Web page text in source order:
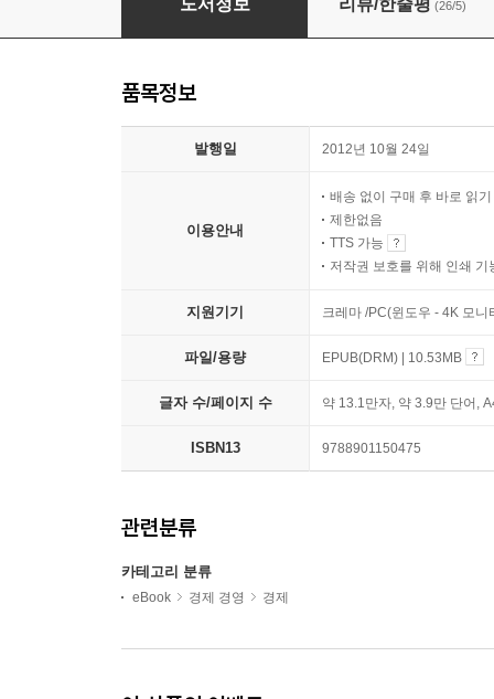
(26/5)
품목정보
발행일 2012년 10월 24일
이용안내
배송 없이 구매 후 바로 읽기
제한없음
TTS 가능
저작권 보호를 위해 인쇄 기
지원기기 크레마 /PC(윈도우 - 4K 모
파일/용량 EPUB(DRM) | 10.53MB
글자 수/페이지 수 약 13.1만자, 약 3.9만 단어,
ISBN13 9788901150475
관련분류
카테고리 분류
eBook 경제 경영 경제